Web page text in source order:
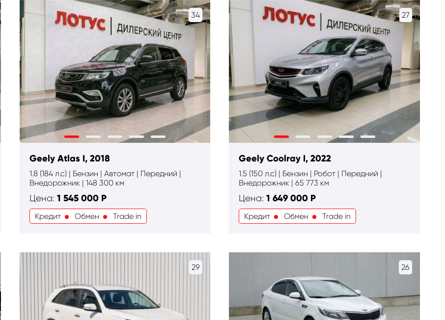
34
Geely Atlas I, 2018
1.8 (184 л.с) | Бензин | Автомат | Передний |
Внедорожник | 148 300 км
Цена: 1 545 000 Р
Кредит Обмен Trade in
27
Geely Coolray I, 2022
1.5 (150 л.с) | Бензин | Робот | Передний |
Внедорожник | 65 773 км
Цена:1 649 000 Р
Кредит Обмен Trade in
29 26